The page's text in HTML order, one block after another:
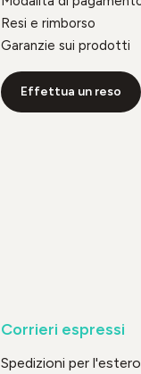
Resi e rimborso
Garanzie sui prodotti
Effettua un reso
Corrieri espressi
Spedizioni per